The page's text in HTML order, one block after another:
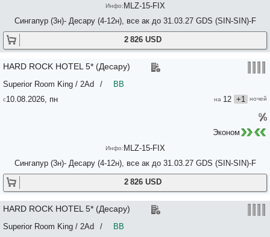
Сингапур (3н)- Десару (4-12н), все ак до 31.03.27 GDS (SIN-SIN)-F
2 826 USD
MLZ-15-FIX
10.08.2026, пн
Сингапур (3н)- Десару (4-12н), все ак до 31.03.27 GDS (SIN-SIN)-F
12 +1
HARD ROCK HOTEL 5* (Десару)
/ BB
Superior Room King / 2Ad
2 826 USD
MLZ-15-FIX
Эконом
HARD ROCK HOTEL 5* (Десару)
/ BB
Superior Room King / 2Ad